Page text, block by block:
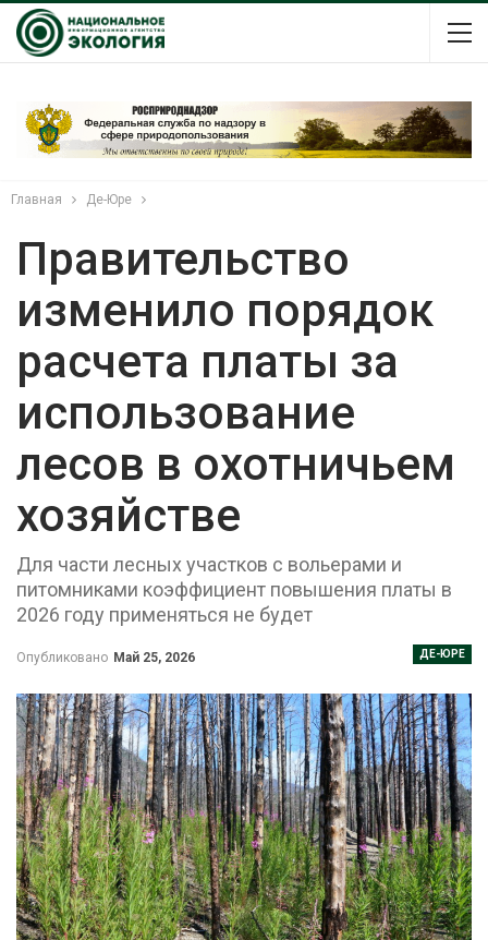
Главная Де-Юре
Правительство
изменило порядок
расчета платы за
использование
лесов в охотничьем
хозяйстве
Для части лесных участков с вольерами и
питомниками коэффициент повышения платы в
2026 году применяться не будет
ДЕ-ЮРЕ
Опубликовано Май 25, 2026